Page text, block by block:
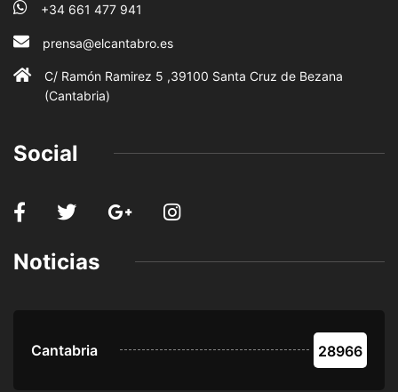
+34 661 477 941
prensa@elcantabro.es
C/ Ramón Ramirez 5 ,39100 Santa Cruz de Bezana
(Cantabria)
Social
Noticias
Cantabria 28966